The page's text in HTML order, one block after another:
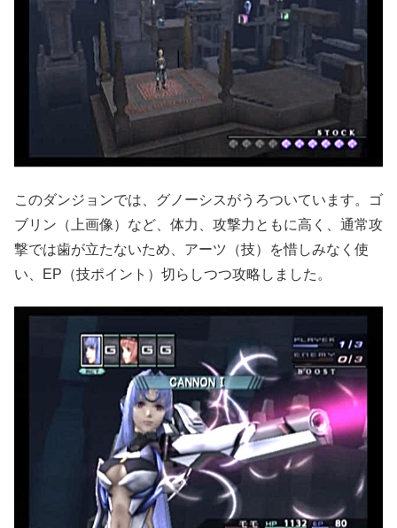
このダンジョンでは、グノーシスがうろついています。ゴ
ブリン（上画像）など、体力、攻撃力ともに高く、通常攻
撃では歯が立たないため、アーツ（技）を惜しみなく使
い、EP（技ポイント）切らしつつ攻略しました。